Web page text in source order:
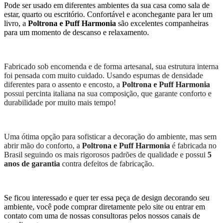
Pode ser usado em diferentes ambientes da sua casa como sala de
estar, quarto ou escritório. Confortável e aconchegante para ler um
livro, a Poltrona e Puff Harmonia são excelentes companheiras
para um momento de descanso e relaxamento.
Fabricado sob encomenda e de forma artesanal, sua estrutura interna
foi pensada com muito cuidado. Usando espumas de densidade
diferentes para o assento e encosto, a Poltrona e Puff Harmonia
possui percinta italiana na sua composição, que garante conforto e
durabilidade por muito mais tempo!
Uma ótima opção para sofisticar a decoração do ambiente, mas sem
abrir mão do conforto, a Poltrona e Puff Harmonia é fabricada no
Brasil seguindo os mais rigorosos padrões de qualidade e possui 5
anos de garantia contra defeitos de fabricação.
Se ficou interessado e quer ter essa peça de design decorando seu
ambiente, você pode comprar diretamente pelo site ou entrar em
contato com uma de nossas consultoras pelos nossos canais de